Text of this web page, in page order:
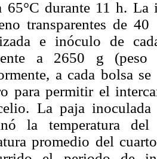
65°C durante 11 h. La
transparentes de
e inóculo de
a 2650 g
a cada bolsa
para permitir el
La paja
la temperatura
promedio del